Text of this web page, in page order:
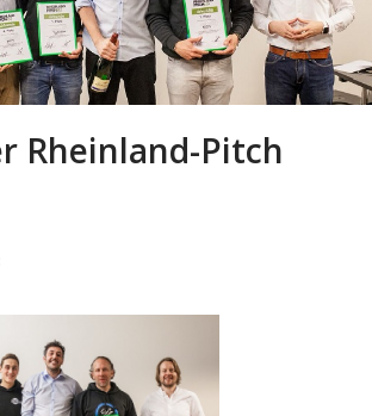
Rheinland-Pitch